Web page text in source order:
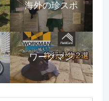
海外の珍スポ
ワークマン